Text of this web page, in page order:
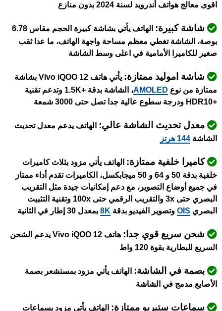
اقوى معالج هواتف أندرويد لسنة 2024 بدون منازع
شاشة كبيرة:
الهاتف يأتي بشاشة كبيرة الحجم مقاس 6.78
بوصة، الشاشة تغطي معظم مساحة واجهة الهاتف، ما عدا ثقب
صغير للكاميرا الأمامية في اعلى وسط الشاشة
شاشة اموليد ممتازة: يأتي
هاتف Vivo iQOO 12 بشاشة
ممتازة من نوع AMOLED
، الشاشة بدقة +1.5K وتدعم تقنية
+HDR10 ودرجة سطوع عالية جدا تصل حتى 3000 شمعة
معدل تحديث الشاشة عالي: الهاتف يدعم معدل تحديث
الشاشة 144 هرتز
كاميرا خلفية ممتازة: الهاتف يأتي مزود بثلاث كاميرات
خلفية بدقة 50 و 64 و 50 ميجابكسل، الكاميرات تقدم أداء ممتاز
في جميع أوضاع التصوير، مع دعم إمكانيات جيدة مثل التقريب
البصري حتى 3x والتقريب الرقمي حتى 100x وتقنية التثبيت
البصري OIS وتصوير الفيديو بدقة 8K بمعدل 30 إطار في الثانية
شحن سريع قوي جدا:
هاتف Vivo iQOO 12 يدعم الشحن
السريع للبطارية بقوة 120 واط
بصمة في الشاشة: الهاتف يأتي مزود بمستشعر بصمة
الأصابع مدمج في الشاشة
سماعات ستيريو ممتازة: الهاتف يأتي مزود بسماعات